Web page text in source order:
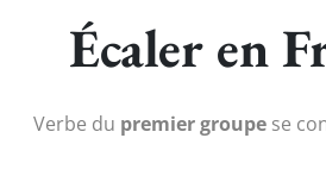
Écaler en
Verbe du premier groupe se